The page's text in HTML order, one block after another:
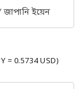
জাপানি ইয়েন
= 0.5734 USD)